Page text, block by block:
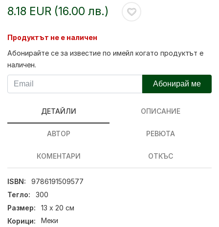
8.18 EUR (16.00 лв.)
Продуктът не е наличен
Абонирайте се за известие по имейл когато продуктът е
наличен.
Абонирай ме
ДЕТАЙЛИ ОПИСАНИЕ
АВТОР РЕВЮТА
КОМЕНТАРИ ОТКЪС
ISBN:
9786191509577
Тегло:
300
Размер:
13 х 20 см
Корици:
Меки